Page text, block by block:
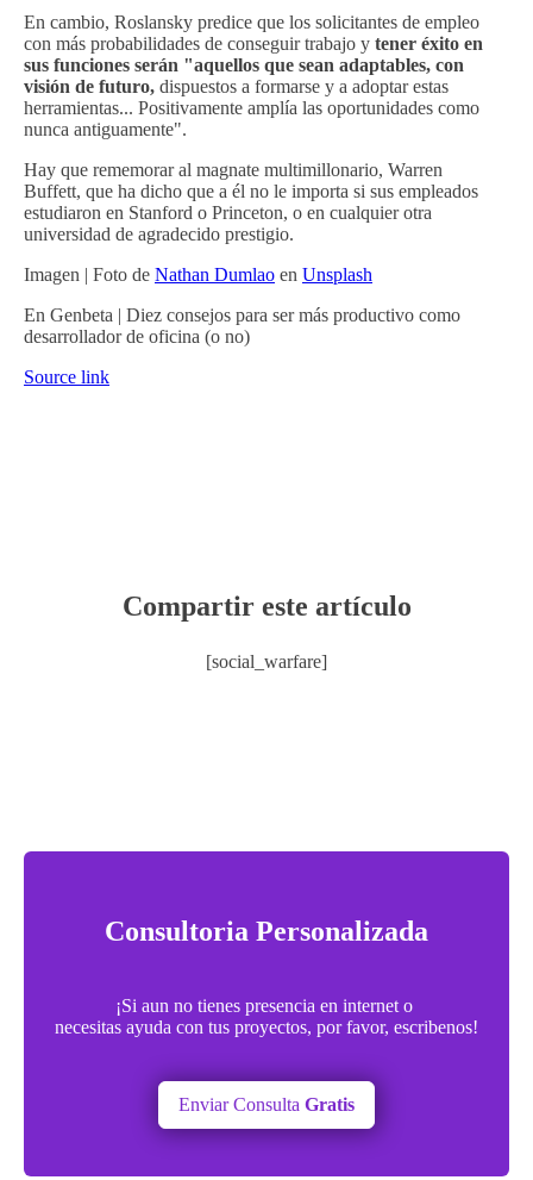
En cambio, Roslansky predice que los solicitantes de empleo
con más probabilidades de conseguir trabajo y tener éxito en
sus funciones serán "aquellos que sean adaptables, con
visión de futuro, dispuestos a formarse y a adoptar estas
herramientas... Positivamente amplía las oportunidades como
nunca antiguamente".
Hay que rememorar al magnate multimillonario, Warren
Buffett, que ha dicho que a él no le importa si sus empleados
estudiaron en Stanford o Princeton, o en cualquier otra
universidad de agradecido prestigio.
Imagen | Foto de Nathan Dumlao en Unsplash
En Genbeta | Diez consejos para ser más productivo como
desarrollador de oficina (o no)
Source link
Compartir este artículo
[social_warfare]
Consultoria Personalizada
¡Si aun no tienes presencia en internet o
necesitas ayuda con tus proyectos, por favor, escribenos!
Enviar Consulta Gratis